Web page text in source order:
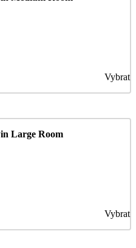
Vybrat
Large Room
Vybrat